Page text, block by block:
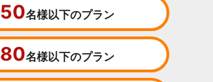
50名様以下のプラン
80名様以下のプラン